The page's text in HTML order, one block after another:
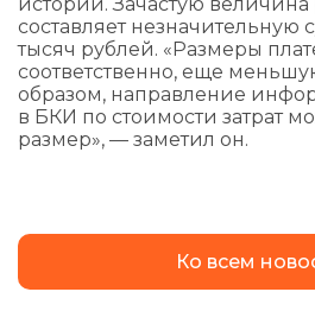
составляет незначительную
тысяч рублей. «Размеры
соответственно, еще
образом, направление
в БКИ по стоимости затрат
размер», — заметил он.
Ко всем